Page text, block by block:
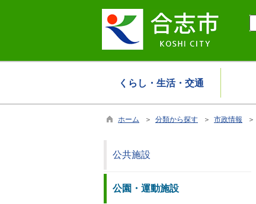
くらし・生活・交通
ホーム ＞ 分類から探す ＞ 市政情報 ＞
公共施設
公園・運動施設